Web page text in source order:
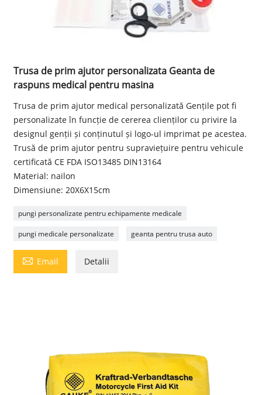
Trusa de prim ajutor personalizata Geanta de
raspuns medical pentru masina
Trusa de prim ajutor medical personalizată Gențile pot fi
personalizate în funcție de cererea clienților cu privire la
designul genții și conținutul și logo-ul imprimat pe acestea.
Trusă de prim ajutor pentru supraviețuire pentru vehicule
certificată CE FDA ISO13485 DIN13164
Material: nailon
Dimensiune: 20X6X15cm
pungi personalizate pentru echipamente medicale
pungi medicale personalizate geanta pentru trusa auto
 Email Detalii